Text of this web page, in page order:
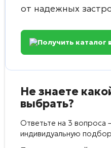
от надежных
Получить каталог
Не знаете
выбрать?
Ответьте на 3 вопроса
индивидуальную